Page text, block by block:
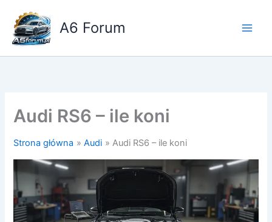
treści
A6 Forum
Audi RS6 – ile koni
Strona główna Audi Audi RS6 – ile koni